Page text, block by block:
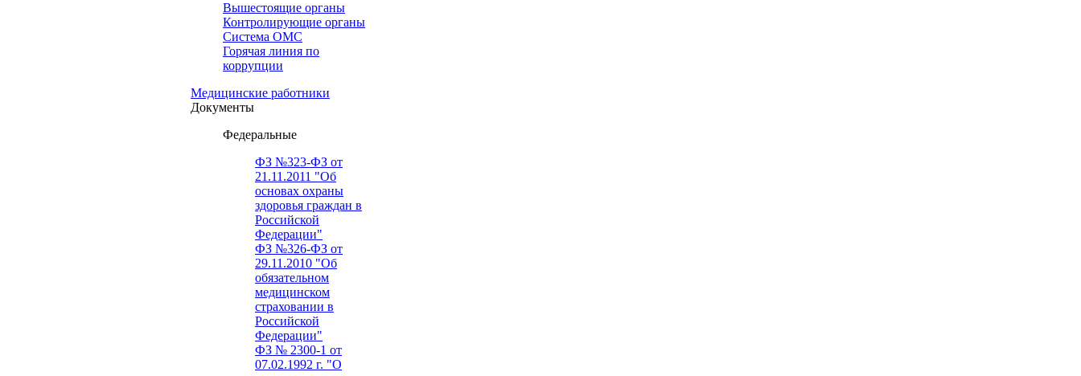
Вышестоящие органы
Контролирующие органы
Система ОМС
Горячая линия по
коррупции
Медицинские работники
Документы
Федеральные
ФЗ №323-ФЗ от
21.11.2011 "Об
основах охраны
здоровья граждан в
Российской
Федерации"
ФЗ №326-ФЗ от
29.11.2010 "Об
обязательном
медицинском
страховании в
Российской
Федерации"
ФЗ № 2300-1 от
07.02.1992 г. "О